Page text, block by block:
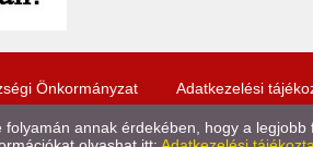
Önkormányzat Adatkezelési
annak érdekében, hogy a